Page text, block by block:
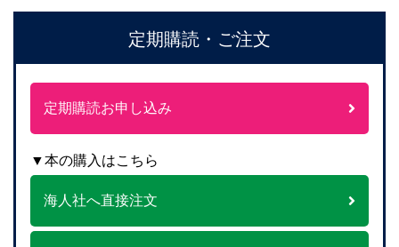
定期購読・ご注文
定期購読お申し込み
▼本の購入はこちら
海人社へ直接注文